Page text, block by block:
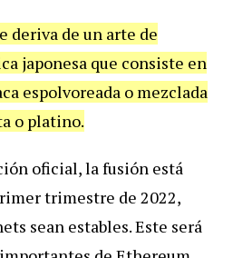
deriva de un arte de
japonesa que consiste en
espolvoreada o mezclada
o platino.
oficial, la fusión está
trimestre de 2022,
sean estables. Este será